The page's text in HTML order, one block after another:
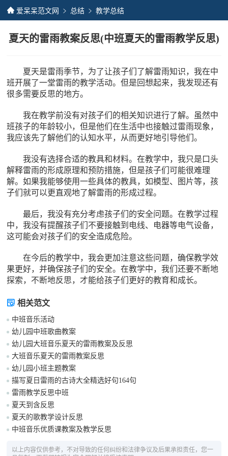
爱呆呆范文网 总结 教学总结
夏天的雷雨教案反思(中班夏天的雷雨教学反思)
夏天是雷雨季节，为了让孩子们了解雷雨知识，我在中
班开展了一堂雷雨的教学活动。但是回想起来，我发现还有
很多需要反思的地方。
我在教学前没有对孩子们的相关知识进行了解。虽然中
班孩子的年龄较小，但是他们在生活中也接触过雷雨现象，
我应该先了解他们的认知水平，从而更好地引导他们。
我没有选择合适的教具和材料。在教学中，我只是口头
解释雷雨的形成原理和预防措施，但是孩子们可能很难理
解。如果我能够使用一些具体的教具，如模型、图片等，孩
子们就可以更直观地了解雷雨的形成过程。
最后，我没有充分考虑孩子们的安全问题。在教学过程
中，我没有提醒孩子们不要接触到电线、电器等电气设备，
这可能会对孩子们的安全造成危险。
在今后的教学中，我会更加注意这些问题，确保教学效
果更好，并确保孩子们的安全。在教学中，我们还要不断地
探索，不断地反思，才能给孩子们更好的教育和成长。
相关范文
中班音乐活动
幼儿园中班歌曲教案
幼儿园大班音乐夏天的雷雨教案及反思
大班音乐夏天的雷雨教案反思
幼儿园小班主题教案
描写夏日雷雨的古诗大全精选好句164句
雷雨教学反思中班
夏天到含反思
夏天的歌教学设计反思
中班音乐优质课教案及教学反思
以上内容仅供参考，不对导致的任何纠纷和法律争议及后果承担责任，您一